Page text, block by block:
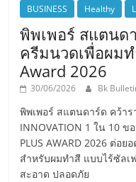
BUSINESS Healthy
พิพเพอร์ สแตนด
ครีมนวดเพื่อผม
Award 2026
30/06/2026 Bk
พิพเพอร์ สแตนดาร์ด คว้ารา
INNOVATION 1 ใน 10 ข
PLUS AWARD 2026 ต่อ
สำหรับผมทำสี แบบไร้ซัลเ
สะอาด ปลอดภัย